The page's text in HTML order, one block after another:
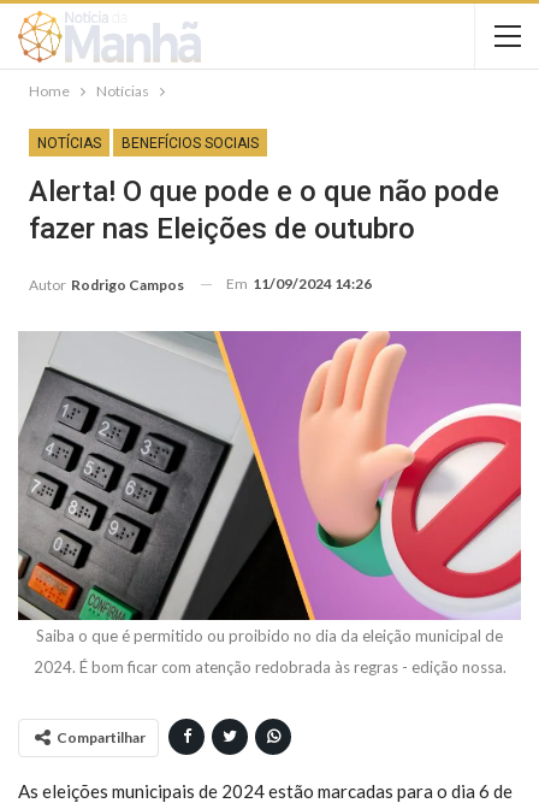
Home Notícias
NOTÍCIAS BENEFÍCIOS SOCIAIS
Alerta! O que pode e o que não pode
fazer nas Eleições de outubro
Autor Rodrigo Campos Em 11/09/2024 14:26
Saiba o que é permitido ou proibido no dia da eleição municipal de
2024. É bom ficar com atenção redobrada às regras - edição nossa.
Compartilhar
As eleições municipais de 2024 estão marcadas para o dia 6 de